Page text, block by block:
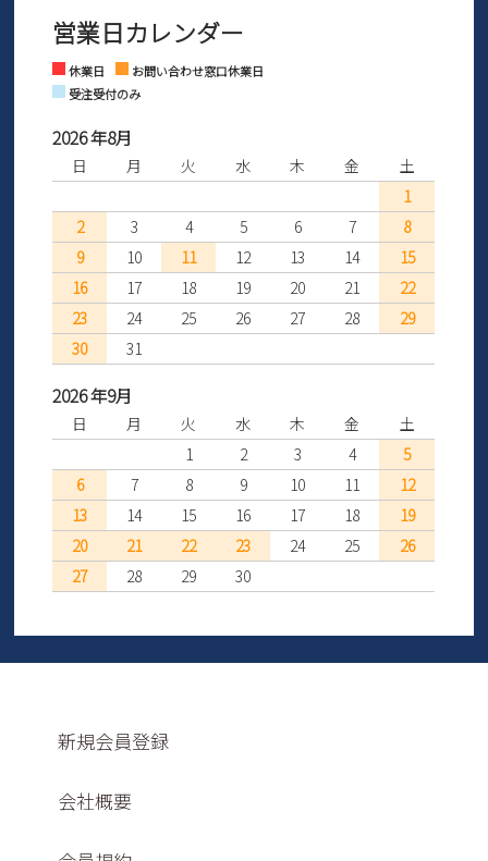
さい。
※土日祝はお問い合わせ窓口休業日となります。
Facebook Instagram
営業日カレンダー
休業日
お問い合わせ窓口休業日
受注受付のみ
2026 年8月
日 月 火 水 木 金
土
1
2
3 4 5 6 7
8
9
10 11 12 13 14
15
16
17 18 19 20 21
22
23
24 25 26 27 28
29
30
31
2026 年9月
日 月 火 水 木 金
土
1
2 3 4
5
6
7 8 9 10 11
12
13
14 15 16 17 18
19
20
21 22 23 24 25
26
27
28 29 30
新規会員登録
会社概要